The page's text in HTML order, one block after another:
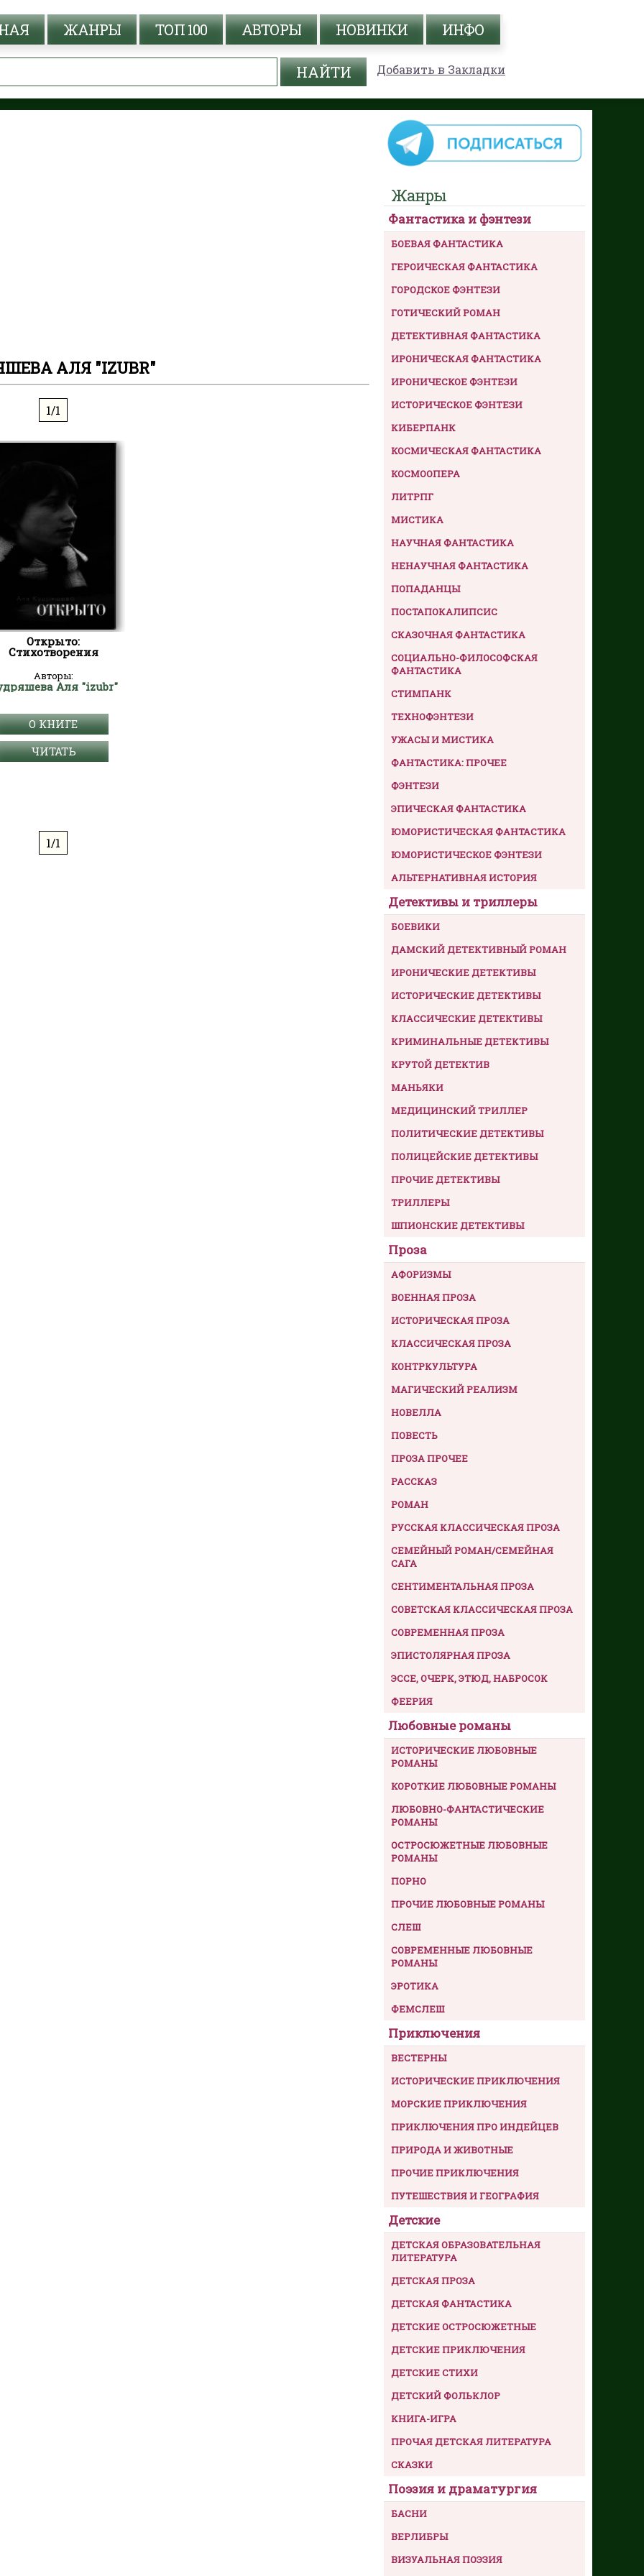
ЖАНРЫ ТОП 100 АВТОРЫ НОВИНКИ ИНФО
Добавить в Закладки
АЛЯ "IZUBR"
1/1
Открыто:
Стихотворения
Авторы:
Аля "izubr"
О КНИГЕ
ЧИТАТЬ
1/1
Жанры
Фантастика и фэнтези
БОЕВАЯ ФАНТАСТИКА
ГЕРОИЧЕСКАЯ ФАНТАСТИКА
ГОРОДСКОЕ ФЭНТЕЗИ
ГОТИЧЕСКИЙ РОМАН
ДЕТЕКТИВНАЯ ФАНТАСТИКА
ИРОНИЧЕСКАЯ ФАНТАСТИКА
ИРОНИЧЕСКОЕ ФЭНТЕЗИ
ИСТОРИЧЕСКОЕ ФЭНТЕЗИ
КИБЕРПАНК
КОСМИЧЕСКАЯ ФАНТАСТИКА
КОСМООПЕРА
ЛИТРПГ
МИСТИКА
НАУЧНАЯ ФАНТАСТИКА
НЕНАУЧНАЯ ФАНТАСТИКА
ПОПАДАНЦЫ
ПОСТАПОКАЛИПСИС
СКАЗОЧНАЯ ФАНТАСТИКА
СОЦИАЛЬНО-ФИЛОСОФСКАЯ
ФАНТАСТИКА
СТИМПАНК
ТЕХНОФЭНТЕЗИ
УЖАСЫ И МИСТИКА
ФАНТАСТИКА: ПРОЧЕЕ
ФЭНТЕЗИ
ЭПИЧЕСКАЯ ФАНТАСТИКА
ЮМОРИСТИЧЕСКАЯ ФАНТАСТИКА
ЮМОРИСТИЧЕСКОЕ ФЭНТЕЗИ
АЛЬТЕРНАТИВНАЯ ИСТОРИЯ
Детективы и триллеры
БОЕВИКИ
ДАМСКИЙ ДЕТЕКТИВНЫЙ РОМАН
ИРОНИЧЕСКИЕ ДЕТЕКТИВЫ
ИСТОРИЧЕСКИЕ ДЕТЕКТИВЫ
КЛАССИЧЕСКИЕ ДЕТЕКТИВЫ
КРИМИНАЛЬНЫЕ ДЕТЕКТИВЫ
КРУТОЙ ДЕТЕКТИВ
МАНЬЯКИ
МЕДИЦИНСКИЙ ТРИЛЛЕР
ПОЛИТИЧЕСКИЕ ДЕТЕКТИВЫ
ПОЛИЦЕЙСКИЕ ДЕТЕКТИВЫ
ПРОЧИЕ ДЕТЕКТИВЫ
ТРИЛЛЕРЫ
ШПИОНСКИЕ ДЕТЕКТИВЫ
Проза
АФОРИЗМЫ
ВОЕННАЯ ПРОЗА
ИСТОРИЧЕСКАЯ ПРОЗА
КЛАССИЧЕСКАЯ ПРОЗА
КОНТРКУЛЬТУРА
МАГИЧЕСКИЙ РЕАЛИЗМ
НОВЕЛЛА
ПОВЕСТЬ
ПРОЗА ПРОЧЕЕ
РАССКАЗ
РОМАН
РУССКАЯ КЛАССИЧЕСКАЯ ПРОЗА
СЕМЕЙНЫЙ РОМАН/СЕМЕЙНАЯ
САГА
СЕНТИМЕНТАЛЬНАЯ ПРОЗА
СОВЕТСКАЯ КЛАССИЧЕСКАЯ ПРОЗА
СОВРЕМЕННАЯ ПРОЗА
ЭПИСТОЛЯРНАЯ ПРОЗА
ЭССЕ, ОЧЕРК, ЭТЮД, НАБРОСОК
ФЕЕРИЯ
Любовные романы
ИСТОРИЧЕСКИЕ ЛЮБОВНЫЕ
РОМАНЫ
КОРОТКИЕ ЛЮБОВНЫЕ РОМАНЫ
ЛЮБОВНО-ФАНТАСТИЧЕСКИЕ
РОМАНЫ
ОСТРОСЮЖЕТНЫЕ ЛЮБОВНЫЕ
РОМАНЫ
ПОРНО
ПРОЧИЕ ЛЮБОВНЫЕ РОМАНЫ
СЛЕШ
СОВРЕМЕННЫЕ ЛЮБОВНЫЕ
РОМАНЫ
ЭРОТИКА
ФЕМСЛЕШ
Приключения
ВЕСТЕРНЫ
ИСТОРИЧЕСКИЕ ПРИКЛЮЧЕНИЯ
МОРСКИЕ ПРИКЛЮЧЕНИЯ
ПРИКЛЮЧЕНИЯ ПРО ИНДЕЙЦЕВ
ПРИРОДА И ЖИВОТНЫЕ
ПРОЧИЕ ПРИКЛЮЧЕНИЯ
ПУТЕШЕСТВИЯ И ГЕОГРАФИЯ
Детские
ДЕТСКАЯ ОБРАЗОВАТЕЛЬНАЯ
ЛИТЕРАТУРА
ДЕТСКАЯ ПРОЗА
ДЕТСКАЯ ФАНТАСТИКА
ДЕТСКИЕ ОСТРОСЮЖЕТНЫЕ
ДЕТСКИЕ ПРИКЛЮЧЕНИЯ
ДЕТСКИЕ СТИХИ
ДЕТСКИЙ ФОЛЬКЛОР
КНИГА-ИГРА
ПРОЧАЯ ДЕТСКАЯ ЛИТЕРАТУРА
СКАЗКИ
Поэзия и драматургия
БАСНИ
ВЕРЛИБРЫ
ВИЗУАЛЬНАЯ ПОЭЗИЯ